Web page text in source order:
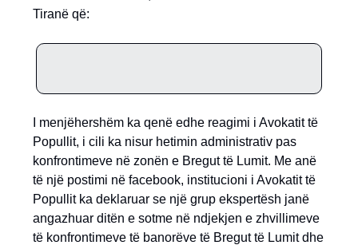
Tiranë që:
I menjëhershëm ka qenë edhe reagimi i Avokatit të
Popullit, i cili ka nisur hetimin administrativ pas
konfrontimeve në zonën e Bregut të Lumit. Me anë
të një postimi në facebook, institucioni i Avokatit të
Popullit ka deklaruar se një grup ekspertësh janë
angazhuar ditën e sotme në ndjekjen e zhvillimeve
të konfrontimeve të banorëve të Bregut të Lumit dhe